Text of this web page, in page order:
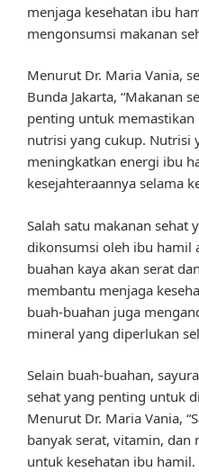
menjaga kesehatan ibu
mengonsumsi makanan
Menurut Dr. Maria Vania,
Bunda Jakarta, “Makanan
penting untuk
nutrisi yang cukup. Nutrisi
meningkatkan energi ibu
kesejahteraannya selama
Salah satu makanan sehat
dikonsumsi oleh ibu hamil
buahan kaya akan serat
membantu menjaga
buah-buahan juga
mineral yang diperlukan
Selain buah-buahan,
sehat yang penting untuk
Menurut Dr. Maria Vania,
banyak serat, vitamin, dan
untuk kesehatan ibu